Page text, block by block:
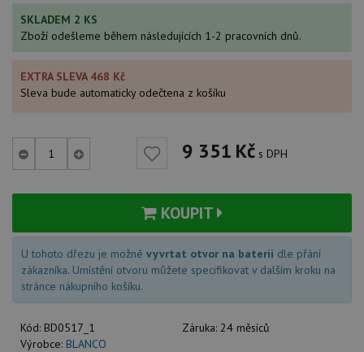
SKLADEM 2 KS
Zboží odešleme během následujících 1-2 pracovních dnů.
EXTRA SLEVA 468 Kč
Sleva bude automaticky odečtena z košíku
9 351 Kč s DPH
KOUPIT
U tohoto dřezu je možné vyvrtat otvor na baterii dle přání
zákazníka. Umístění otvoru můžete specifikovat v dalším kroku na
stránce nákupního košíku.
Kód: BD0517_1 Záruka: 24 měsíců
Výrobce: BLANCO